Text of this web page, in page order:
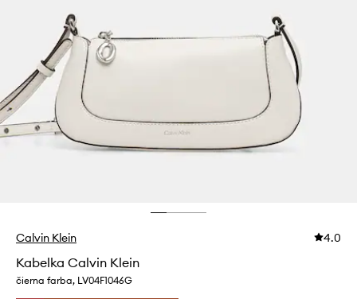
Calvin Klein 4.0
Kabelka Calvin Klein
čierna farba, LV04F1046G